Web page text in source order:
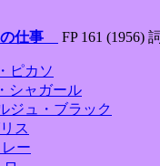
仕事 FP 161 (1956)
ピカソ
シャガール
ジュ・ブラック
ス
ー